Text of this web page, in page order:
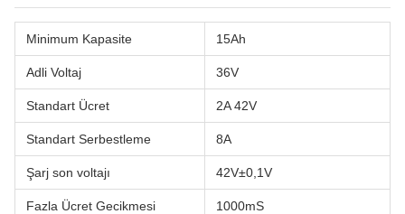
Minimum Kapasite 15Ah
Adli Voltaj 36V
Standart Ücret 2A 42V
Standart Serbestleme 8A
Şarj son voltajı 42V±0,1V
Fazla Ücret Gecikmesi 1000mS